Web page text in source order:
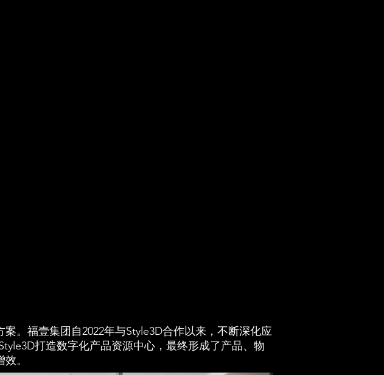
。福壹集团自2022年与Style3D合作以来，不断深化应
打造数字化产品资源中心，最终形成了产品、物
。